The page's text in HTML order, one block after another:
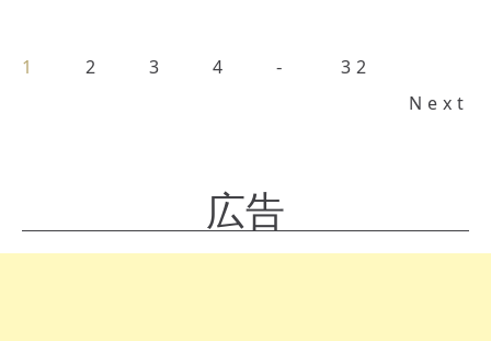
1 2 3 4
32
Next
広告